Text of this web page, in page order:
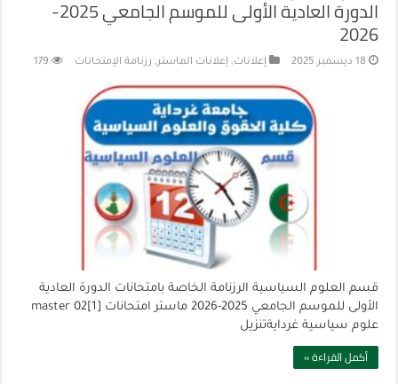
الدورة العادية الأولى للموسم الجامعي 2025-
2026
18 ديسمبر 2025 إعلانات, إعلانات الماستر, رزنامة الإمتحانات 179
قسم العلوم السياسية الرزنامة الخاصة بامتحانات الدورة العادية
الأولى للموسم الجامعي 2025-2026 ماستر امتحانات master 02[1]
علوم سياسية غردايةتنزيل
أكمل القراءة »